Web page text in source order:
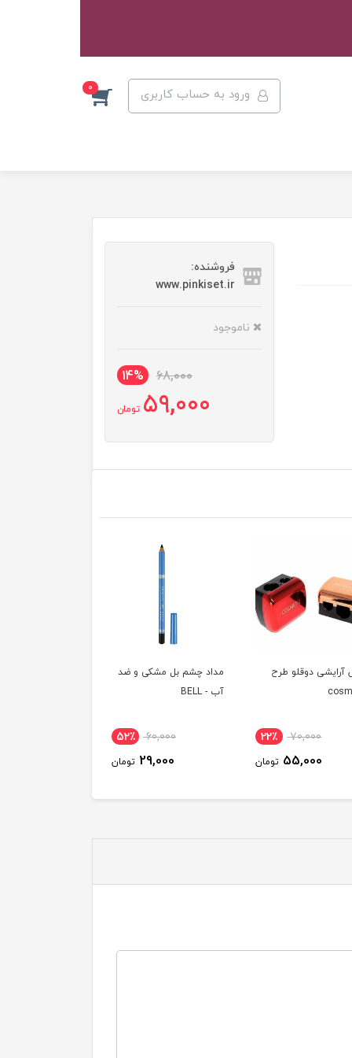
ورود به حساب کاربری 0
فروشنده:
www.pinkiset.ir
ناموجود
68,000
14%
59,000 تومان
آرایشی دوقلو طرح
70,000 22٪
55,000 تومان
مداد چشم بل مشکی و ضد
آب - BELL
60,000 52٪
29,000 تومان